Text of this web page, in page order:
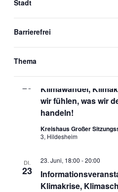
Stadt
Barrierefrei
Thema
Juni 2026
7 Stadtradeln 2026
7. Juni
DI.
23
Klimawandel,
wir fühlen, was wir
handeln!
23. Juni, 18:00-19:00
Kreishaus Großer
3, Hildesheim
DI.
23
Klimakrise,
23. Juni, 18:00 -20:00